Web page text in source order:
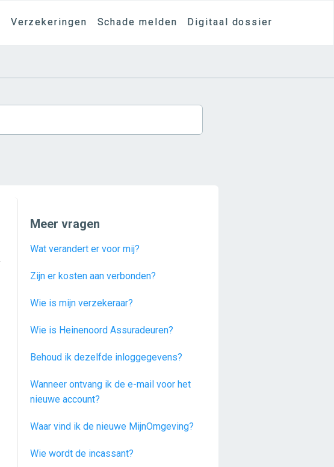
Verzekeringen Schade melden Digitaal dossier
Meer vragen
Wat verandert er voor mij?
Zijn er kosten aan verbonden?
Wie is mijn verzekeraar?
Wie is Heinenoord Assuradeuren?
Behoud ik dezelfde inloggegevens?
Wanneer ontvang ik de e-mail voor het
nieuwe account?
Waar vind ik de nieuwe MijnOmgeving?
Wie wordt de incassant?